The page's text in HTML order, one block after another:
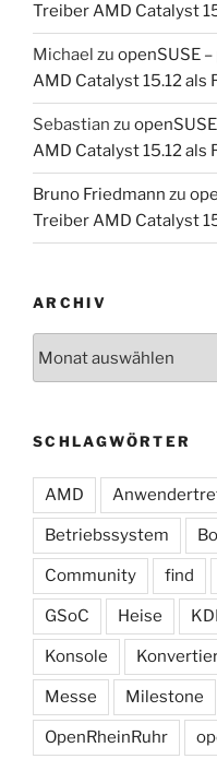
Treiber AMD Catalyst
Michael zu openSUSE
AMD Catalyst 15.12 als
Sebastian zu
AMD Catalyst 15.12 als
Bruno Friedmann zu
Treiber AMD Catalyst
ARCHIV
SCHLAGWÖRTER
AMD
Betriebssystem
Community find
GSoC Heise
Konsole
Messe Milestone
OpenRheinRuhr